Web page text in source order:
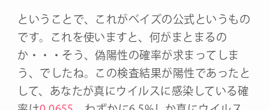
ということで、これがベイズの公式というもの
です。これを使いますと、何がまとまるの
か・・・そう、偽陽性の確率が求まってしま
う、でしたね。この検査結果が陽性であったと
して、あなたが真にウイルスに感染している確